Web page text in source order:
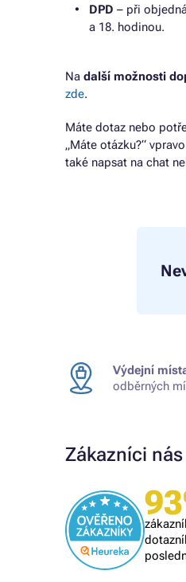
DPD – při
a 18. hodinou.
Na další možnosti
zde.
Máte dotaz nebo
„Máte otázku?“
také napsat na chat
Výdejní
odběrných
Zákazníci
Ověřený
Všechno